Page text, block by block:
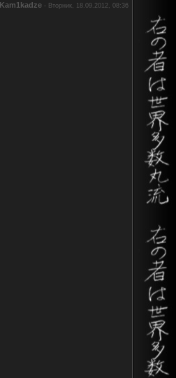
Kam1kadze - Вторник, 18.09.2012, 08:36